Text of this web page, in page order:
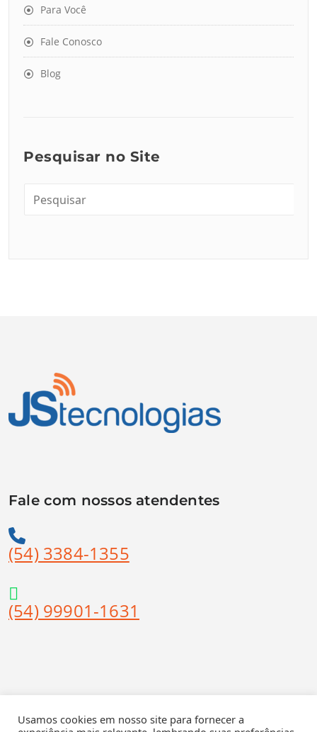
Para Você
Fale Conosco
Blog
Pesquisar no Site
Fale com nossos atendentes
(54) 3384-1355
(54) 99901-1631
Usamos cookies em nosso site para fornecer a